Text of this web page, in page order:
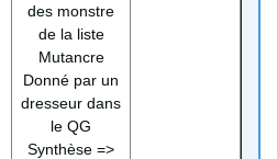
des monstre
de la liste
Mutancre
Donné par un
dresseur dans
le QG
Synthèse =>